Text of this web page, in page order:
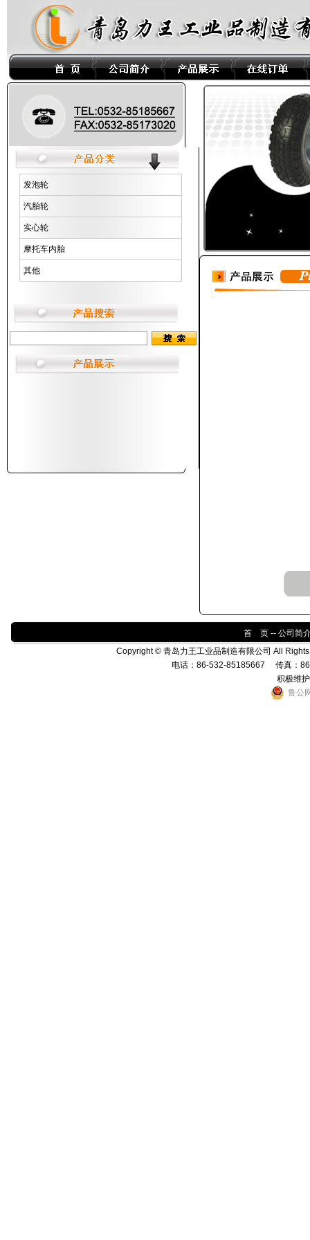
发泡轮
汽胎轮
实心轮
摩托车内胎
其他
首 页-- 公司简
Copyright © 青岛力王工业品制造有限公司 All
电话：86-532-85185667 传真：
积极维
鲁公